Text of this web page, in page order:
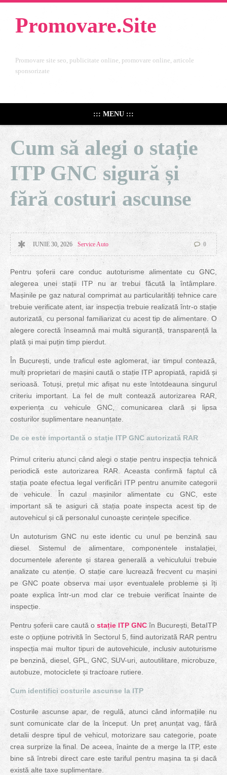
Promovare.Site
Promovare site seo, publicitate online, promovare online, articole
sponsorizate
::: MENU :::
Cum să alegi o stație
ITP GNC sigură și
fără costuri ascunse
IUNIE 30, 2026 Service Auto 0
Pentru șoferii care conduc autoturisme alimentate cu GNC,
alegerea unei stații ITP nu ar trebui făcută la întâmplare.
Mașinile pe gaz natural comprimat au particularități tehnice care
trebuie verificate atent, iar inspecția trebuie realizată într-o stație
autorizată, cu personal familiarizat cu acest tip de alimentare. O
alegere corectă înseamnă mai multă siguranță, transparență la
plată și mai puțin timp pierdut.
În București, unde traficul este aglomerat, iar timpul contează,
mulți proprietari de mașini caută o stație ITP apropiată, rapidă și
serioasă. Totuși, prețul mic afișat nu este întotdeauna singurul
criteriu important. La fel de mult contează autorizarea RAR,
experiența cu vehicule GNC, comunicarea clară și lipsa
costurilor suplimentare neanunțate.
De ce este importantă o stație ITP GNC autorizată RAR
Primul criteriu atunci când alegi o stație pentru inspecția tehnică
periodică este autorizarea RAR. Aceasta confirmă faptul că
stația poate efectua legal verificări ITP pentru anumite categorii
de vehicule. În cazul mașinilor alimentate cu GNC, este
important să te asiguri că stația poate inspecta acest tip de
autovehicul și că personalul cunoaște cerințele specifice.
Un autoturism GNC nu este identic cu unul pe benzină sau
diesel. Sistemul de alimentare, componentele instalației,
documentele aferente și starea generală a vehiculului trebuie
analizate cu atenție. O stație care lucrează frecvent cu mașini
pe GNC poate observa mai ușor eventualele probleme și îți
poate explica într-un mod clar ce trebuie verificat înainte de
inspecție.
Pentru șoferii care caută o stație ITP GNC în București, BetaITP
este o opțiune potrivită în Sectorul 5, fiind autorizată RAR pentru
inspecția mai multor tipuri de autovehicule, inclusiv autoturisme
pe benzină, diesel, GPL, GNC, SUV-uri, autoutilitare, microbuze,
autobuze, motociclete și tractoare rutiere.
Cum identifici costurile ascunse la ITP
Costurile ascunse apar, de regulă, atunci când informațiile nu
sunt comunicate clar de la început. Un preț anunțat vag, fără
detalii despre tipul de vehicul, motorizare sau categorie, poate
crea surprize la final. De aceea, înainte de a merge la ITP, este
bine să întrebi direct care este tariful pentru mașina ta și dacă
există alte taxe suplimentare.